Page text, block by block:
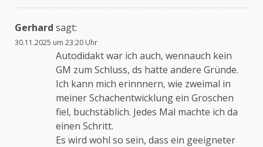
Gerhard sagt:
30.11.2025 um 23:20 Uhr
Autodidakt war ich auch, wennauch kein
GM zum Schluss, ds hatte andere Gründe.
Ich kann mich erinnnern, wie zweimal in
meiner Schachentwicklung ein Groschen
fiel, buchstäblich. Jedes Mal machte ich da
einen Schritt.
Es wird wohl so sein, dass ein geeigneter